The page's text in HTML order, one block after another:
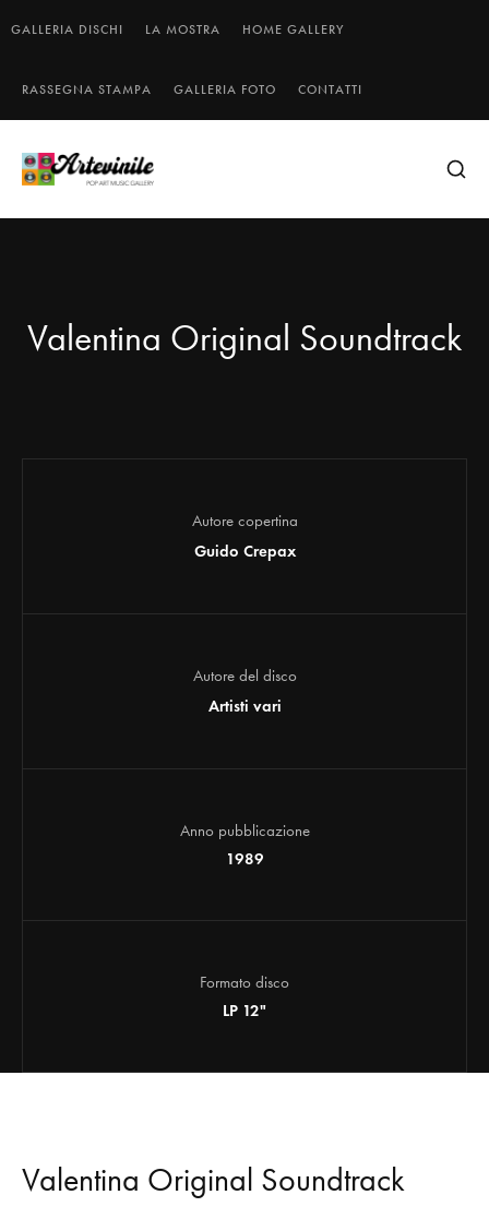
GALLERIA DISCHI LA MOSTRA HOME GALLERY
RASSEGNA STAMPA GALLERIA FOTO CONTATTI
Valentina Original Soundtrack
Autore copertina
Guido Crepax
Autore del disco
Artisti vari
Anno pubblicazione
1989
Formato disco
LP 12"
Valentina Original Soundtrack